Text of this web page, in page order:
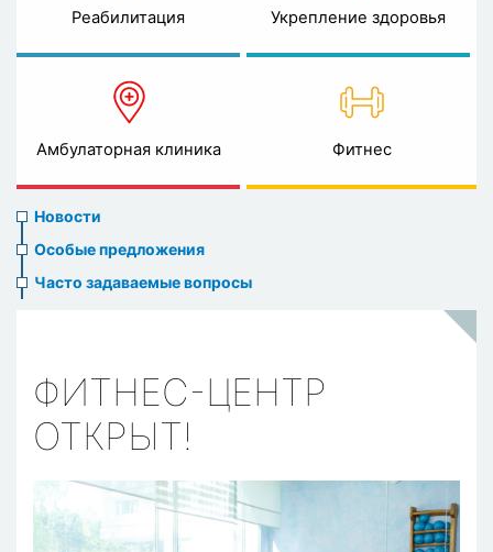
Реабилитация Укрепление здоровья
Амбулаторная клиника Фитнес
News
menu
Новости
Особые предложения
Часто задаваемые вопросы
ФИТНЕС-ЦЕНТР
ОТКРЫТ!